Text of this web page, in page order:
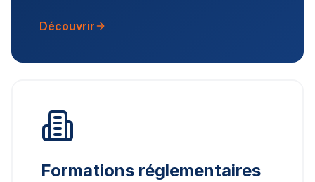
Découvrir
Formations réglementaires